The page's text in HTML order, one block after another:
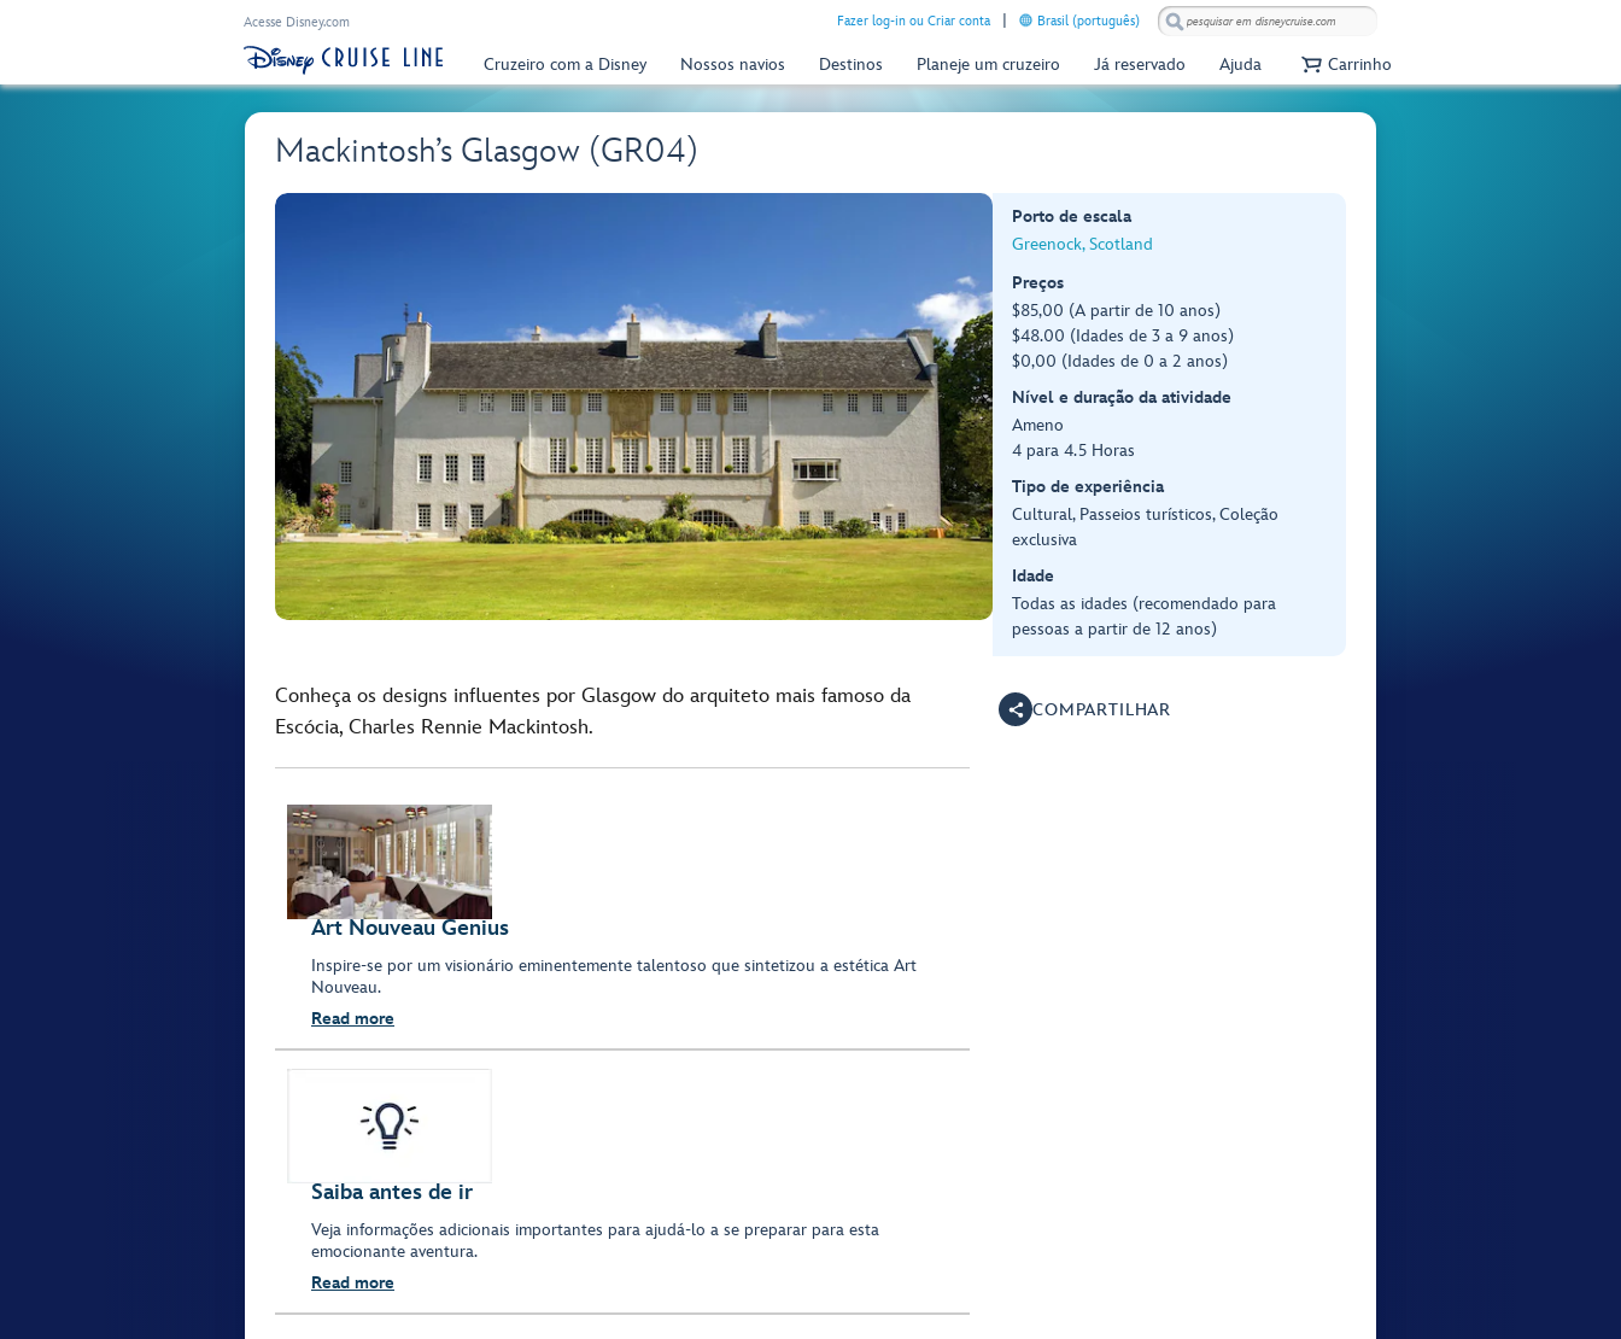
Acesse Disney.com Fazer log-in ou Criar conta Brasil (português)
Cruzeiro com a Disney Nossos navios Destinos Planeje um cruzeiro Já reservado Ajuda Carrinho
Mackintosh’s Glasgow (GR04)
Porto de escala
Greenock, Scotland
Preços
$85,00 (A partir de 10 anos)
$48.00 (Idades de 3 a 9 anos)
$0,00 (Idades de 0 a 2 anos)
Nível e duração da atividade
Ameno
4 para 4.5 Horas
Tipo de experiência
Cultural, Passeios turísticos, Coleção
exclusiva
Idade
Todas as idades (recomendado para
pessoas a partir de 12 anos)
Conheça os designs influentes por Glasgow do arquiteto mais famoso da
Escócia, Charles Rennie Mackintosh.
Art Nouveau Genius
Inspire-se por um visionário eminentemente talentoso que sintetizou a estética Art
Nouveau.
Read more
Saiba antes de ir
Veja informações adicionais importantes para ajudá-lo a se preparar para esta
emocionante aventura.
Read more
COMPARTILHAR